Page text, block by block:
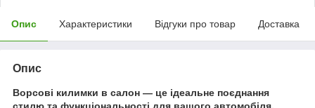
Опис Характеристики Відгуки про товар Доставка
Опис
Ворсові килимки в салон — це ідеальне поєднання
стилю та функціональності для вашого автомобіля.